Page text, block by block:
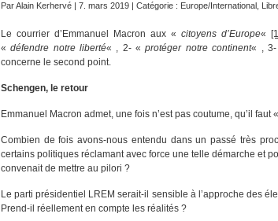
ParAlain Kerhervé | 7. mars 2019 | Catégorie : Europe/International
Le courrier d’Emmanuel Macron aux «citoyens d’Europe«
«défendre notre liberté« , 2- «protéger notre continent« , 3-
concerne le second point.
Schengen, le retour
Emmanuel Macron admet, une fois n’est pas coutume, qu’il faut «
Combien de fois avons-nous entendu dans un passé très
certains politiques réclamant avec force une telle démarche et
convenait de mettre au pilori ?
Le parti présidentiel LREM serait-il sensible à l’approche des
Prend-il réellement en compte les réalités ?